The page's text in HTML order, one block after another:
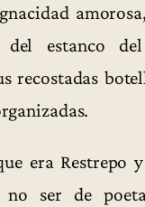
del estanco
recostadas
era Restrepo
no ser de